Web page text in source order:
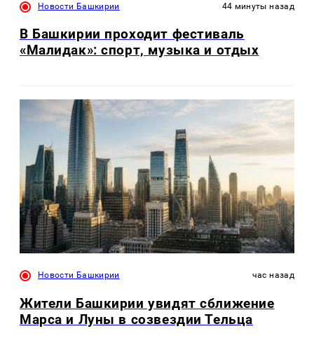
Новости Башкирии 44 минуты назад
В Башкирии проходит фестиваль
«Малидак»: спорт, музыка и отдых
Новости Башкирии час назад
Жители Башкирии увидят сближение
Марса и Луны в созвездии Тельца